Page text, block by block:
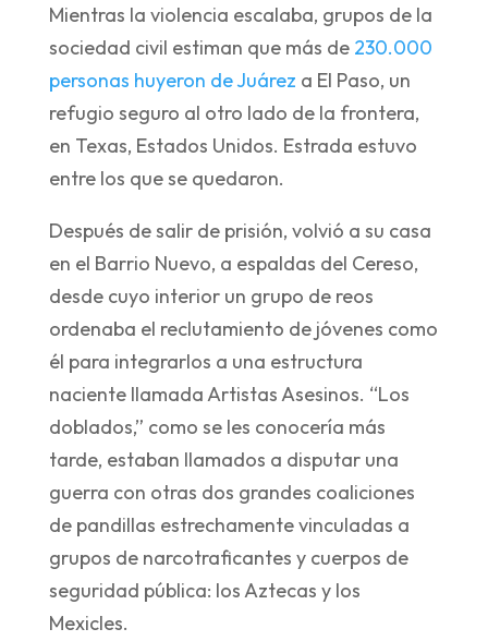
Mientras la violencia escalaba, grupos de la
sociedad civil estiman que más de230.000
personas huyeron de Juárez a El Paso, un
refugio seguro al otro lado de la frontera,
en Texas, Estados Unidos. Estrada estuvo
entre los que se quedaron.
Después de salir de prisión, volvió a su casa
en el Barrio Nuevo, a espaldas del Cereso,
desde cuyo interior un grupo de reos
ordenaba el reclutamiento de jóvenes como
él para integrarlos a una estructura
naciente llamada Artistas Asesinos. “Los
doblados,” como se les conocería más
tarde, estaban llamados a disputar una
guerra con otras dos grandes coaliciones
de pandillas estrechamente vinculadas a
grupos de narcotraficantes y cuerpos de
seguridad pública: los Aztecas y los
Mexicles.